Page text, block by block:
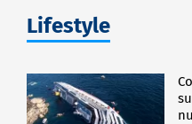
Lifestyle